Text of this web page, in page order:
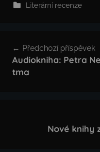
Literární recenze
pro
příspěvek
Předchozí příspěvek
Audiokniha: Petra
tma
Nové knihy